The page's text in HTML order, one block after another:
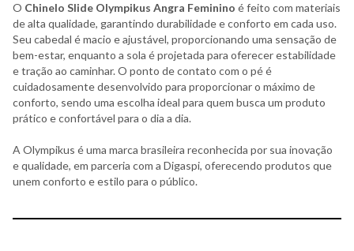
O Chinelo Slide Olympikus Angra Feminino é feito com materiais
de alta qualidade, garantindo durabilidade e conforto em cada uso.
Seu cabedal é macio e ajustável, proporcionando uma sensação de
bem-estar, enquanto a sola é projetada para oferecer estabilidade
e tração ao caminhar. O ponto de contato com o pé é
cuidadosamente desenvolvido para proporcionar o máximo de
conforto, sendo uma escolha ideal para quem busca um produto
prático e confortável para o dia a dia.
A Olympikus é uma marca brasileira reconhecida por sua inovação
e qualidade, em parceria com a Digaspi, oferecendo produtos que
unem conforto e estilo para o público.